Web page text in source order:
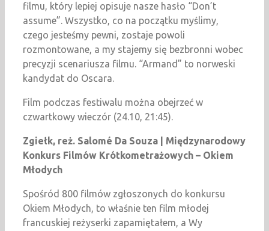
filmu, który lepiej opisuje nasze hasło “Don’t
assume”. Wszystko, co na początku myślimy,
czego jesteśmy pewni, zostaje powoli
rozmontowane, a my stajemy się bezbronni wobec
precyzji scenariusza filmu. “Armand” to norweski
kandydat do Oscara.
Film podczas festiwalu można obejrzeć w
czwartkowy wieczór (24.10, 21:45).
Zgiełk, reż. Salomé Da Souza | Międzynarodowy
Konkurs Filmów Krótkometrażowych – Okiem
Młodych
Spośród 800 filmów zgłoszonych do konkursu
Okiem Młodych, to właśnie ten film młodej
francuskiej reżyserki zapamiętałem, a Wy